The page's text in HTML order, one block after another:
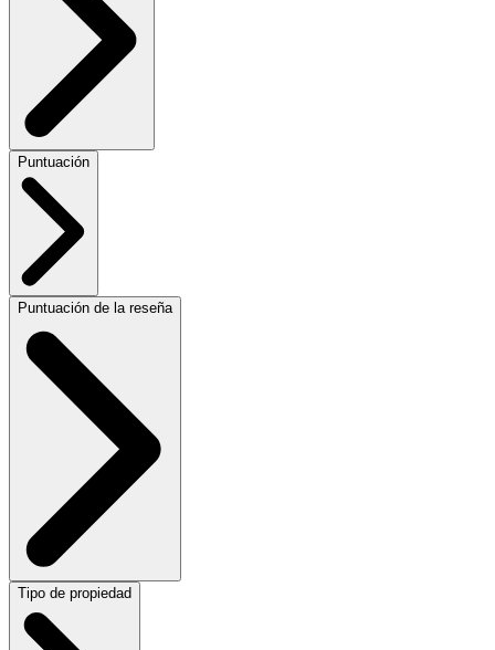
Puntuación
Puntuación de la reseña
Tipo de propiedad